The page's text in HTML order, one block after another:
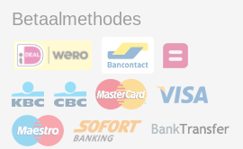
Betaalmethodes